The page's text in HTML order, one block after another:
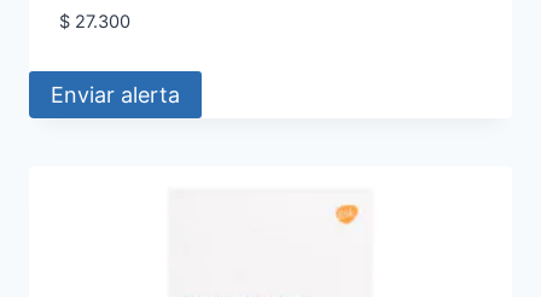
$27.300
Enviar alerta